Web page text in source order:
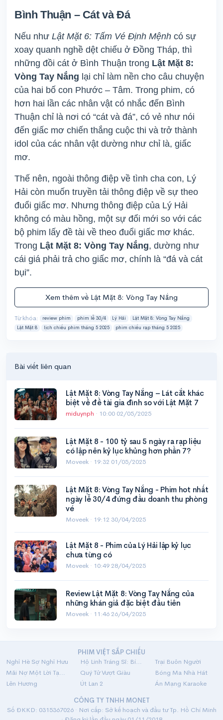
Bình Thuận – Cát và Đá
Nếu như Lật Mặt 6: Tấm Vé Định Mệnh có sự
xoay quanh nghề dệt chiếu ở Đồng Tháp, thì
những đồi cát ở Bình Thuận trong Lật Mặt 8:
Vòng Tay Nắng lại chỉ làm nền cho câu chuyện
của hai bố con Phước – Tâm. Trong phim, có
hơn hai lần các nhân vật có nhắc đến Bình
Thuận chỉ là nơi có “cát và đá”, có vẻ như nói
đến giấc mơ chiến thắng cuộc thi và trở thành
idol của các nhân vật dường như chỉ là, giấc
mơ.
Thế nên, ngoài thông điệp về tình cha con, Lý
Hải còn muốn truyền tải thông điệp về sự theo
đuổi giấc mơ. Nhưng thông điệp của Lý Hải
không có màu hồng, một sự đổi mới so với các
bộ phim lấy đề tài về theo đuổi giấc mơ khác.
Trong Lật Mặt 8: Vòng Tay Nắng, dường như
cái giá phải trả cho giấc mơ, chính là “đá và cát
bụi”.
Xem thêm về Lật Mặt 8: Vòng Tay Nắng
Từ khóa: review phim phim lễ 30/4 Lý Hải
Lật Mặt 8: Vòng Tay Nắng
Lật Mặt 8
lịch chiếu phim tháng 5 2025 phim chiếu rạp tháng 5 2025
Bài viết liên quan
Lật Mặt 8: Vòng Tay Nắng – Lát cắt khác
biệt về đề tài gia đình so với Lật Mặt 7
miduynph · 10:00 02/05/2025
Lật Mặt 8 - 100 tỷ sau 5 ngày ra rạp liệu
có lập nên kỷ lục khủng hơn phần 7?
Moveek · 19:32 01/05/2025
Lật Mặt 8: Vòng Tay Nắng - Phim hot nhất
ngày lễ 30/4 đứng đầu doanh thu phòng
vé
Moveek · 19:12 30/04/2025
Lật Mặt 8 - Phim của Lý Hải lập kỷ lục
chưa từng có
Moveek · 10:49 28/04/2025
Review Lật Mặt 8: Vòng Tay Nắng của
những khán giả đặc biệt đầu tiên
Moveek · 11:46 26/04/2025
PHIM VIỆT SẮP CHIẾU
Nghỉ Hè Sợ Nghỉ Hưu
Hộ Linh Tráng Sĩ: Bí Ẩn Mộ Vua Đinh
Trại Buôn Người
Mãi Nợ Một Lời Tạm Biệt
Quý Tử Vượt Giàu
Bóng Ma Nhà Hát
Lên Hương
Út Lan 2
Án Mạng Karaoke
CÔNG TY TNHH MONET
Số ĐKKD: 0315367026 · Nơi cấp: Sở kế hoạch và đầu tư Tp. Hồ Chí Minh